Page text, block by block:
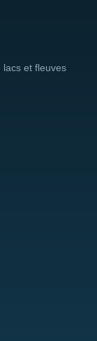
et fleuves